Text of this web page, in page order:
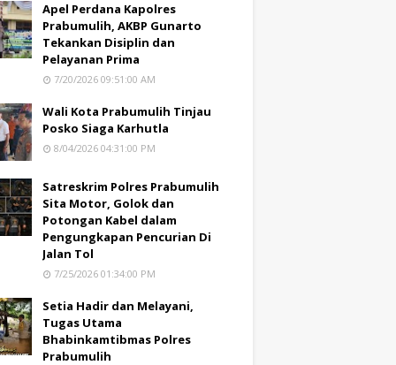
Apel Perdana Kapolres
Prabumulih, AKBP Gunarto
Tekankan Disiplin dan
Pelayanan Prima
7/20/2026 09:51:00 AM
Wali Kota Prabumulih Tinjau
Posko Siaga Karhutla
8/04/2026 04:31:00 PM
Satreskrim Polres Prabumulih
Sita Motor, Golok dan
Potongan Kabel dalam
Pengungkapan Pencurian Di
Jalan Tol
7/25/2026 01:34:00 PM
Setia Hadir dan Melayani,
Tugas Utama
Bhabinkamtibmas Polres
Prabumulih